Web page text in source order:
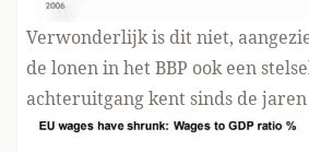
Verwonderlijk is dit niet,
de lonen in het BBP ook een
achteruitgang kent sinds de jaren